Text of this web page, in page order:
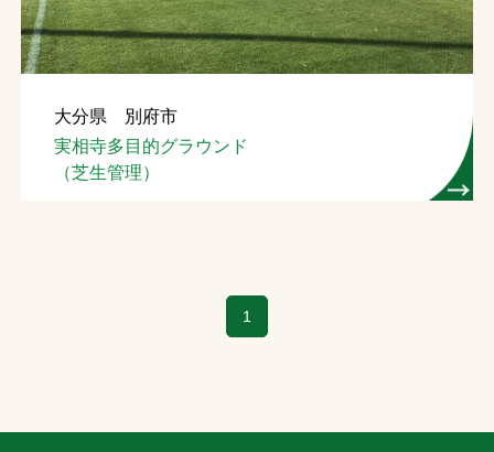
大分県 別府市
実相寺多目的グラウンド
（芝生管理）
1